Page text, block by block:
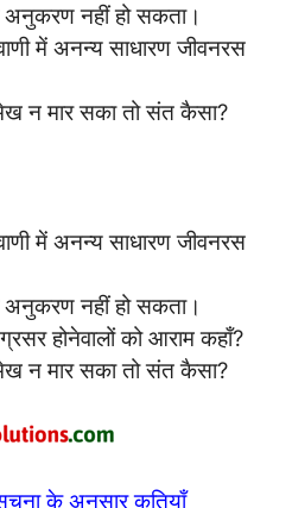
अनुकरण नहीं हो सकता।
में अनन्य साधारण जीवनरस
न मार सका तो संत कैसा?
में अनन्य साधारण जीवनरस
अनुकरण नहीं हो सकता।
होनेवालों को आराम कहाँ?
न मार सका तो संत कैसा?
के अनुसार कृतियाँ